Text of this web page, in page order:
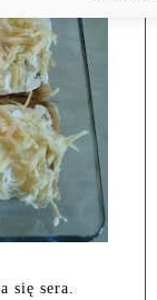
się sera.